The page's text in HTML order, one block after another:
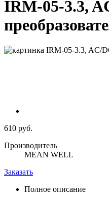
IRM-05-3.3,
610 руб.
Производитель
MEAN WELL
Заказать
Полное описание